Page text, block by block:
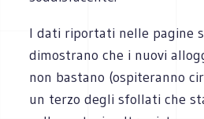
I dati riportati nelle pagine
dimostrano che i nuovi
non bastano (ospiteranno
un terzo degli sfollati che